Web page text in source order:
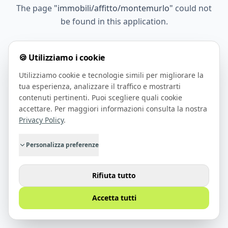
The page "immobili/affitto/montemurlo" could not
be found in this application.
Go Home
🍪 Utilizziamo i cookie
Utilizziamo cookie e tecnologie simili per migliorare la
tua esperienza, analizzare il traffico e mostrarti
contenuti pertinenti. Puoi scegliere quali cookie
accettare. Per maggiori informazioni consulta la nostra
Privacy Policy.
Personalizza preferenze
Rifiuta tutto
Accetta tutti